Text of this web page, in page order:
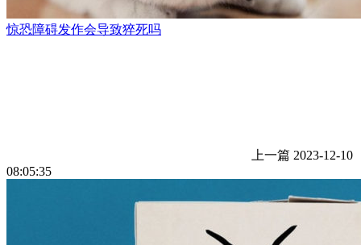
惊恐障碍发作会导致猝死吗
上一篇 2023-12-10
08:05:35